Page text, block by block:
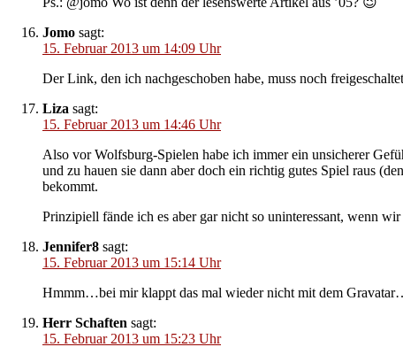
Jomo sagt:
15. Februar 2013 um 14:09 Uhr
Der Link, den ich nachgeschoben habe, muss noch
Liza sagt:
15. Februar 2013 um 14:46 Uhr
Also vor Wolfsburg-Spielen habe ich immer ein unsicherer
und zu hauen sie dann aber doch ein richtig gutes Spiel raus
bekommt.
Prinzipiell fände ich es aber gar nicht so uninteressant, wenn
Jennifer8 sagt:
15. Februar 2013 um 15:14 Uhr
Hmmm…bei mir klappt das mal wieder nicht mit dem
Herr Schaften sagt:
15. Februar 2013 um 15:23 Uhr